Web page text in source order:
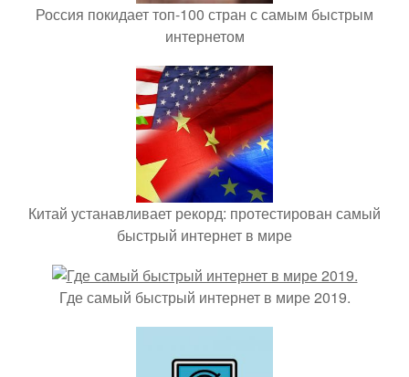
Россия покидает топ-100 стран с самым быстрым
интернетом
Китай устанавливает рекорд: протестирован самый
быстрый интернет в мире
Где самый быстрый интернет в мире 2019.